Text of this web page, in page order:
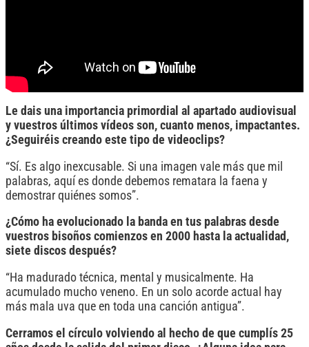
Le dais una importancia primordial al apartado audiovisual
y vuestros últimos vídeos son, cuanto menos, impactantes.
¿Seguiréis creando este tipo de videoclips?
“Sí. Es algo inexcusable. Si una imagen vale más que mil
palabras, aquí es donde debemos rematara la faena y
demostrar quiénes somos”.
¿Cómo ha evolucionado la banda en tus palabras desde
vuestros bisoños comienzos en 2000 hasta la actualidad,
siete discos después?
“Ha madurado técnica, mental y musicalmente. Ha
acumulado mucho veneno. En un solo acorde actual hay
más mala uva que en toda una canción antigua”.
Cerramos el círculo volviendo al hecho de que cumplís 25